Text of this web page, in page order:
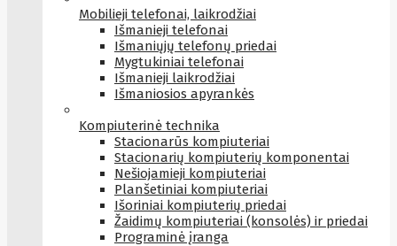
Mobilieji telefonai, laikrodžiai
Išmanieji telefonai
Išmaniųjų telefonų priedai
Mygtukiniai telefonai
Išmanieji laikrodžiai
Išmaniosios apyrankės
Kompiuterinė technika
Stacionarūs kompiuteriai
Stacionarių kompiuterių komponentai
Nešiojamieji kompiuteriai
Planšetiniai kompiuteriai
Išoriniai kompiuterių priedai
Žaidimų kompiuteriai (konsolės) ir priedai
Programinė įranga